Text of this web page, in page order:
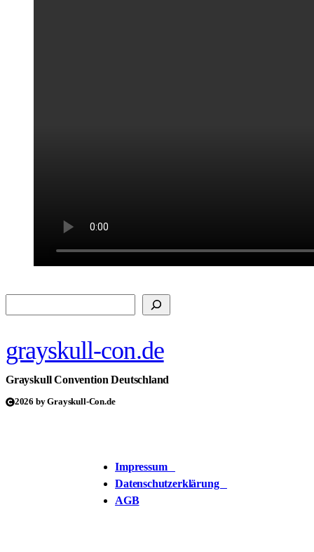
grayskull-con.de
Grayskull Convention Deutschland
2026 by Grayskull-Con.de
Impressum
Datenschutzerklärung
AGB